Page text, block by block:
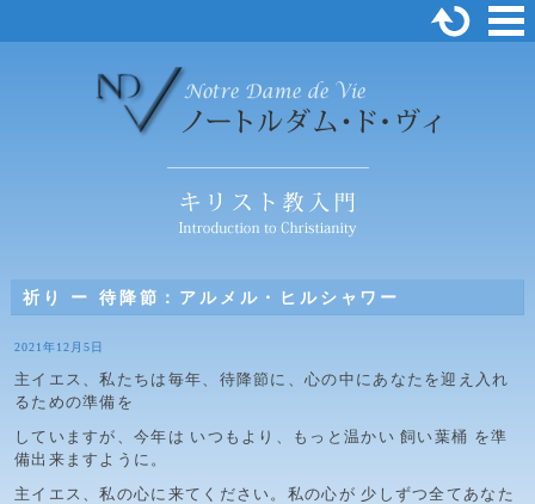
祈り ー 待降節：アルメル・ヒルシャワー
2021年12月5日
主イエス、私たちは毎年、待降節に、心の中にあなたを迎え入れ
るための準備を
していますが、今年は いつもより、もっと温かい 飼い葉桶 を準
備出来ますように。
主イエス、私の心に来てください。私の心が 少しずつ全てあなた